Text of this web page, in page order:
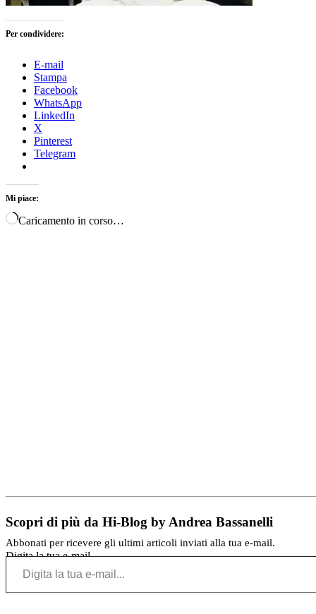
Per condividere:
E-mail
Stampa
Facebook
WhatsApp
LinkedIn
X
Pinterest
Telegram
Mi piace:
Caricamento in corso…
Scopri di più da Hi-Blog by Andrea Bassanelli
Abbonati per ricevere gli ultimi articoli inviati alla tua e-mail.
Digita la tua e-mail...